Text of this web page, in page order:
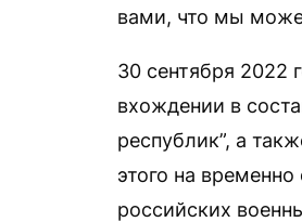
вами, что мы
30 сентября 2022
вхождении в
республик”, а
этого на
российских